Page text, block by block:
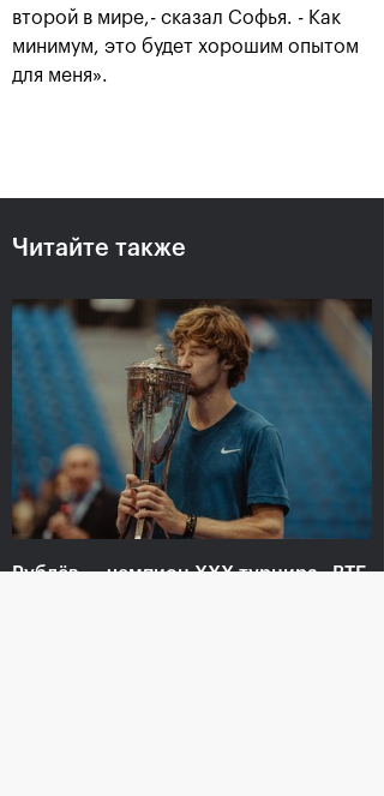
чествовали российских
чемпионов «ВТБ Кубок
Кремля» и лауреатов
Зала мировой
теннисной славы
19 октября, 21:15
Марат Сафин:
«Включение в Зал
мировой теннисной
славы - это вишенка на
торте»
19 октября, 21:00
второй в мире,- сказал Софья. - Как
минимум, это будет хорошим опытом
для меня».
Читайте также
Рублёв — чемпион XXX турнира «ВТБ